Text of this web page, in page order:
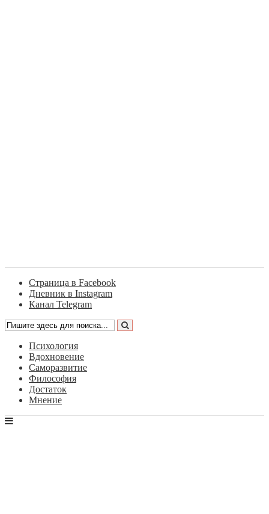
Страница в Facebook
Дневник в Instagram
Канал Telegram
Психология
Вдохновение
Саморазвитие
Философия
Достаток
Мнение